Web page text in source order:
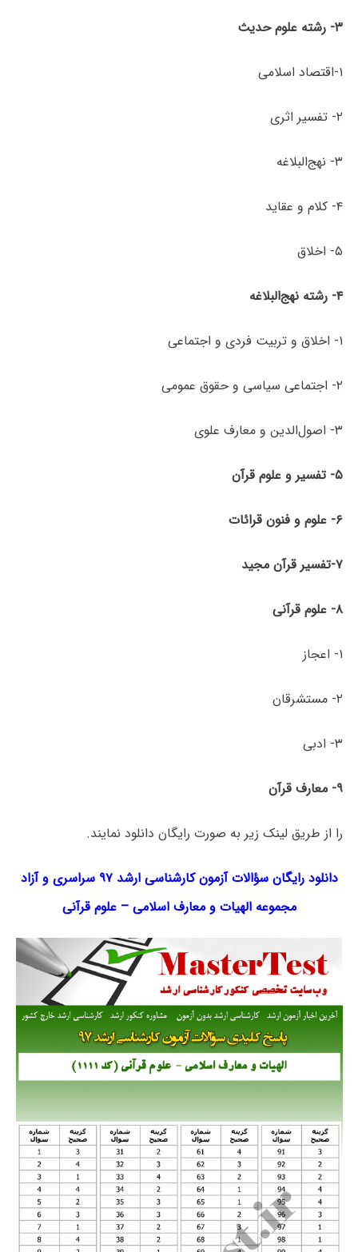
۳- رشته علوم حدیث
۱-اقتصاد اسلامی
۲- تفسیر اثری
۳- نهج‌البلاغه
۴- کلام و عقاید
۵- اخلاق
۴- رشته نهج‌البلاغه
۱- اخلاق و تربیت فردی و اجتماعی
۲- اجتماعی سیاسی و حقوق عمومی
۳- اصول‌الدین و معارف علوی
۵- تفسیر و علوم قرآن
۶- علوم و فنون قرائات
۷-تفسیر قرآن مجید
۸- علوم قرآنی
۱- اعجاز
۲- مستشرقان
۳- ادبی
۹- معارف قرآن
را از طریق لینک‌ زیر به صورت رایگان دانلود نمایند.
دانلود رایگان سؤالات آزمون کارشناسی ارشد ۹۷ سراسری و آزاد
مجموعه الهیات و معارف اسلامی– علوم قرآنی